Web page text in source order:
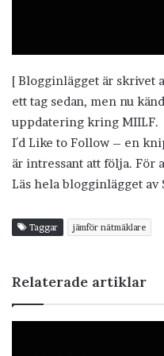
[ Blogginlägget är skrivet
ett tag sedan, men nu
uppdatering kring MIILF.
I´d Like to Follow – en
är intressant att följa. För
Läs hela blogginlägget av
Taggar jämför nätmäklare
Relaterade artiklar